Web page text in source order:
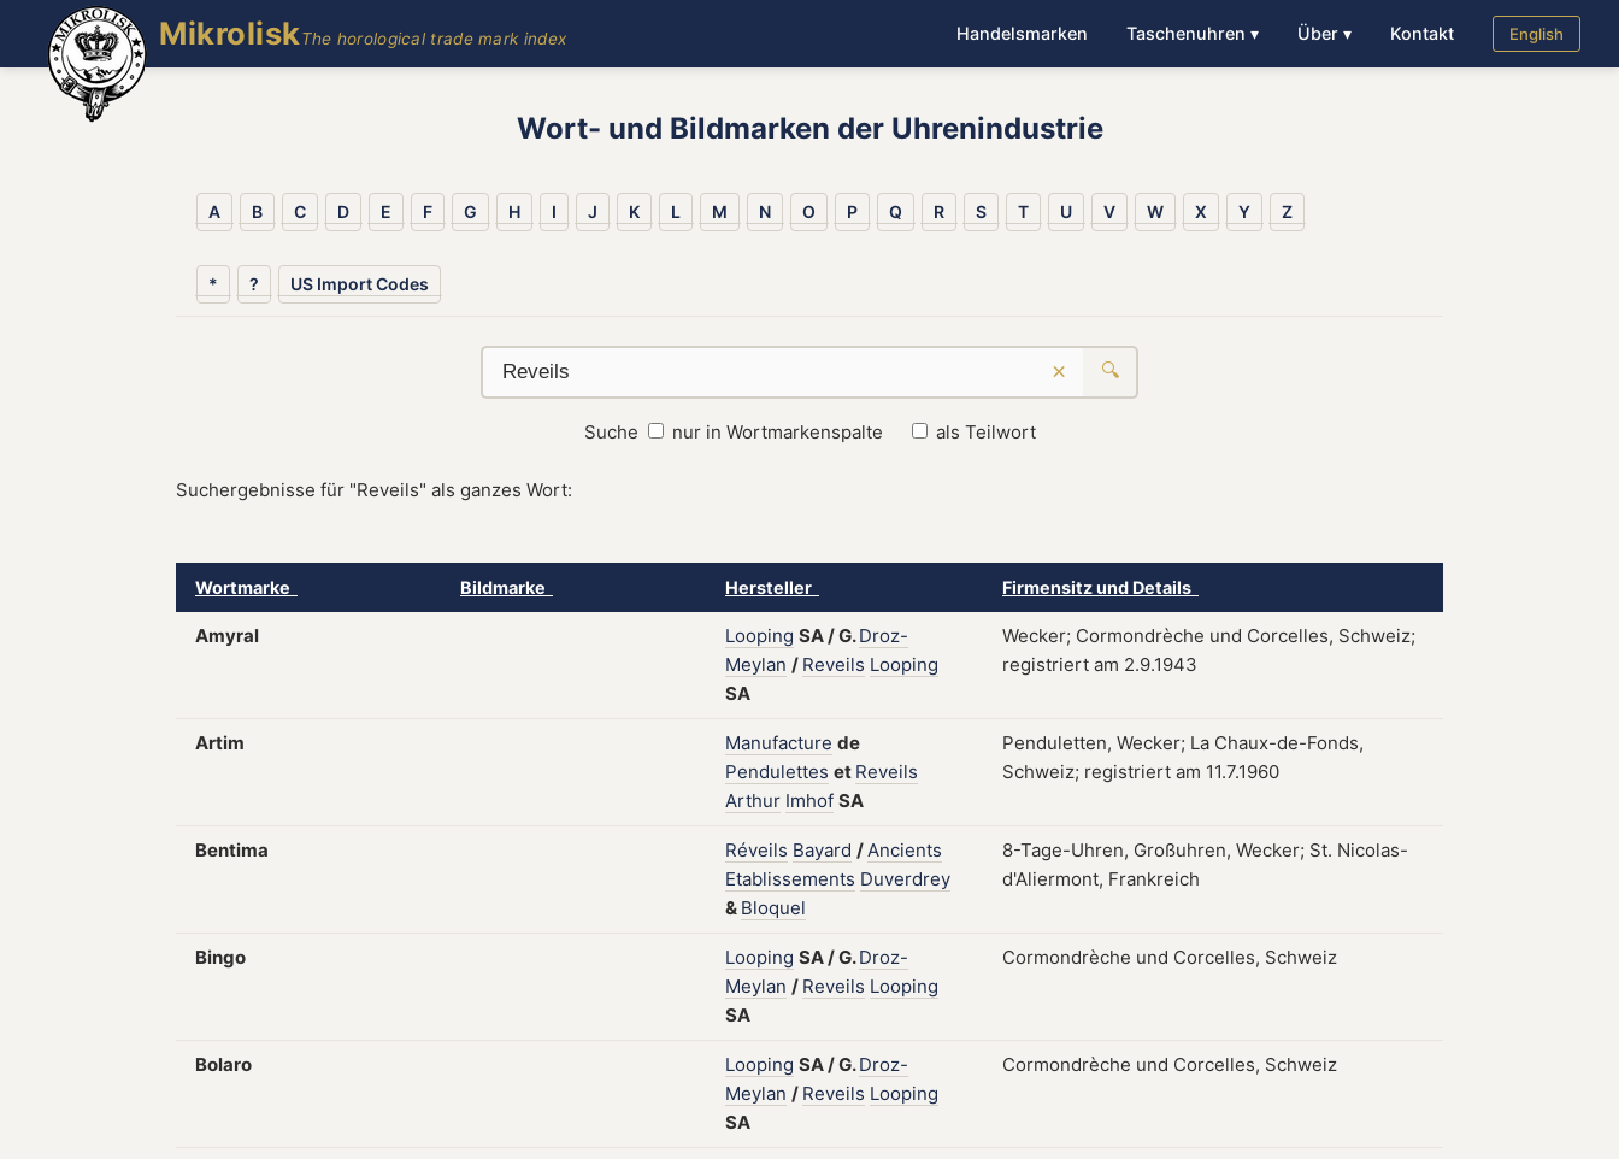
MikroliskThe horological trade mark index Handelsmarken Taschenuhren ▾ Über ▾ Kontakt English
Wort- und Bildmarken der Uhrenindustrie
A B C D E F G H I J K L M N O P Q R S T U V W X Y Z
* ? US Import Codes
× 🔍
Suche nur in Wortmarkenspalte als Teilwort
Suchergebnisse für "Reveils" als ganzes Wort:
Wortmarke Bildmarke Hersteller Firmensitz und Details
Amyral Looping SA/G.Droz-
Meylan / Reveils Looping
SA
Wecker; Cormondrèche und Corcelles, Schweiz;
registriert am 2.9.1943
Artim Manufacture de
Pendulettes et Reveils
Arthur Imhof SA
Penduletten, Wecker; La Chaux-de-Fonds,
Schweiz; registriert am 11.7.1960
Bentima Réveils Bayard /Ancients
Etablissements Duverdrey
& Bloquel
8-Tage-Uhren, Großuhren, Wecker; St. Nicolas-
d'Aliermont, Frankreich
Bingo Looping SA/G.Droz-
Meylan / Reveils Looping
SA
Cormondrèche und Corcelles, Schweiz
Bolaro Looping SA/G.Droz-
Meylan / Reveils Looping
SA
Cormondrèche und Corcelles, Schweiz